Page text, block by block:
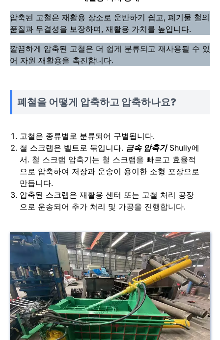
압축된 고철은 재활용 장소로 운반하기 쉽고, 폐기물 철의
품질과 무결성을 보장하며, 재활용 가치를 높입니다.
깔끔하게 압축된 고철은 더 쉽게 분류되고 재사용될 수 있
어 자원 재활용을 촉진합니다.
폐철을 어떻게 압축하고 압축하나요?
고철은 종류별로 분류되어 구별됩니다.
철 스크랩은 벨트로 묶입니다. 금속 압축기Shuliy에
서. 철 스크랩 압축기는 철 스크랩을 빠르고 효율적
으로 압축하여 저장과 운송이 용이한 소형 포장으로
만듭니다.
압축된 스크랩은 재활용 센터 또는 고철 처리 공장
으로 운송되어 추가 처리 및 가공을 진행합니다.